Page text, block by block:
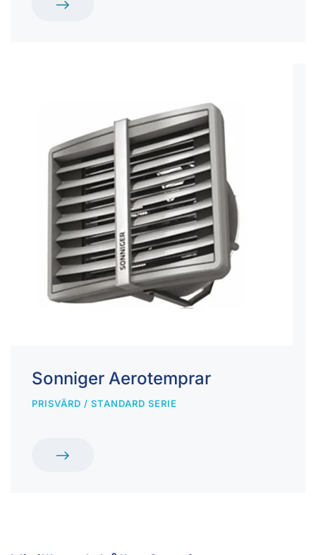
Sonniger Aerotemprar
PRISVÄRD / STANDARD SERIE